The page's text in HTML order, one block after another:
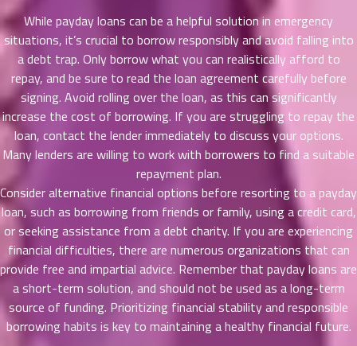
While payday loans can be a helpful solution in emergency
situations, it’s crucial to borrow responsibly and avoid falling into
a debt trap. Only borrow what you can realistically afford to
repay, and be sure to read the loan agreement carefully before
signing. Avoid rolling over the loan, as this can significantly
increase the cost of borrowing. If you are struggling to repay the
loan, contact the lender immediately to discuss your options.
Many lenders are willing to work with borrowers to find a suitable
repayment plan.
Consider alternative financial options before resorting to a payday
loan, such as borrowing from friends or family, using a credit card,
or seeking assistance from a debt charity. If you are experiencing
financial difficulties, there are numerous organizations that can
provide free and impartial advice. Remember that payday loans are
a short-term solution, and should not be used as a long-term
source of funding. Prioritizing financial stability and responsible
borrowing habits is key to maintaining a healthy financial future.
ที่
น
61
ตอน
ที่
น
62
ตอน
ที่
63
ตอน
ที่
น
64
ตอน
ที่
น
65